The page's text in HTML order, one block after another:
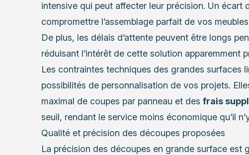
intensive qui peut affecter leur précision. Un écart
compromettre l’assemblage parfait de vos
De plus, les délais d’attente peuvent être longs
réduisant l’intérêt de cette solution apparemment
Les contraintes techniques des grandes surfaces
possibilités de personnalisation de vos projets.
maximal de coupes par panneau et des frais
seuil, rendant le service moins économique qu’il
Qualité et précision des découpes proposées
La précision des découpes en grande surface est